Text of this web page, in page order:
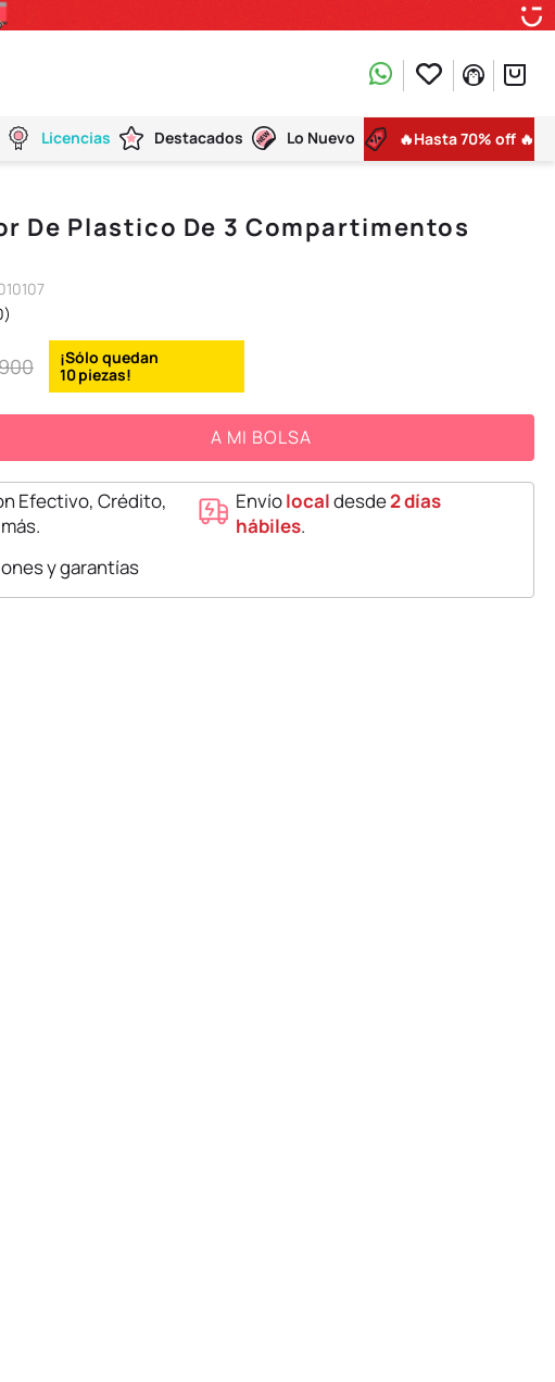
Licencias Destacados Lo Nuevo 🔥Hasta 70% off 🔥
De Plastico De 3 Compartimentos
)
10
A MI BOLSA
Efectivo, Crédito,
Envíolocaldesde2 días
hábiles.
y garantías